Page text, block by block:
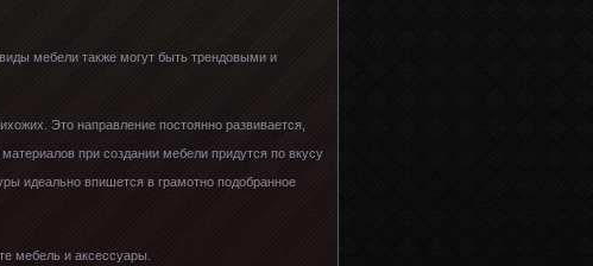
мебели также могут быть трендовыми и
Это направление постоянно развивается,
при создании мебели придутся по вкусу
идеально впишется в грамотно подобранное
мебель и аксессуары.